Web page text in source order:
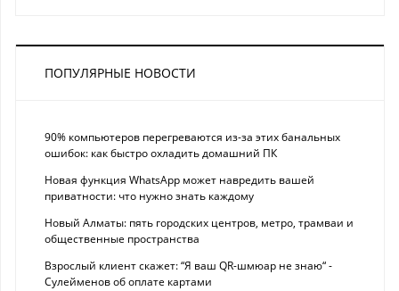
ПОПУЛЯРНЫЕ НОВОСТИ
90% компьютеров перегреваются из-за этих банальных
ошибок: как быстро охладить домашний ПК
Новая функция WhatsApp может навредить вашей
приватности: что нужно знать каждому
Новый Алматы: пять городских центров, метро, трамваи и
общественные пространства
Взрослый клиент скажет: “Я ваш QR-шмюар не знаю“ -
Сулейменов об оплате картами